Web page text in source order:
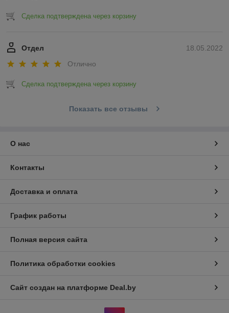
Сделка подтверждена через корзину
18.05.2022
Отдел
Отлично
Сделка подтверждена через корзину
Показать все отзывы
О нас
Контакты
Доставка и оплата
График работы
Полная версия сайта
Политика обработки cookies
Сайт создан на платформе Deal.by